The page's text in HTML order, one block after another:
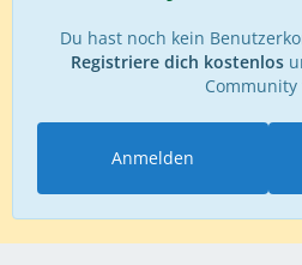
Du hast noch kein
Registriere dich kostenlos
Community
Anmelden